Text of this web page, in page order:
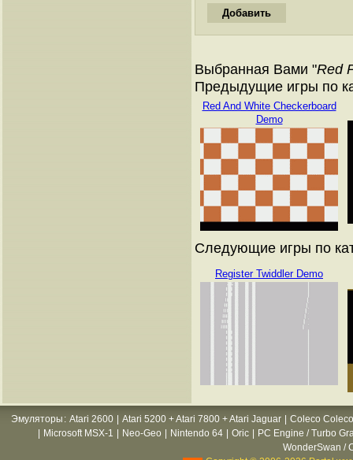
Выбранная Вами "Red
Предыдущие игры по
Red And White Checkerboard
Demo
Следующие игры по
Register Twiddler Demo
Эмуляторы : Atari 2600 Atari 5200 + Atari 7800 + Atari Jaguar
Coleco
Microsoft MSX-1 Neo-Geo Nintendo 64 Oric
PC Engine / Turbo
WonderSwan /